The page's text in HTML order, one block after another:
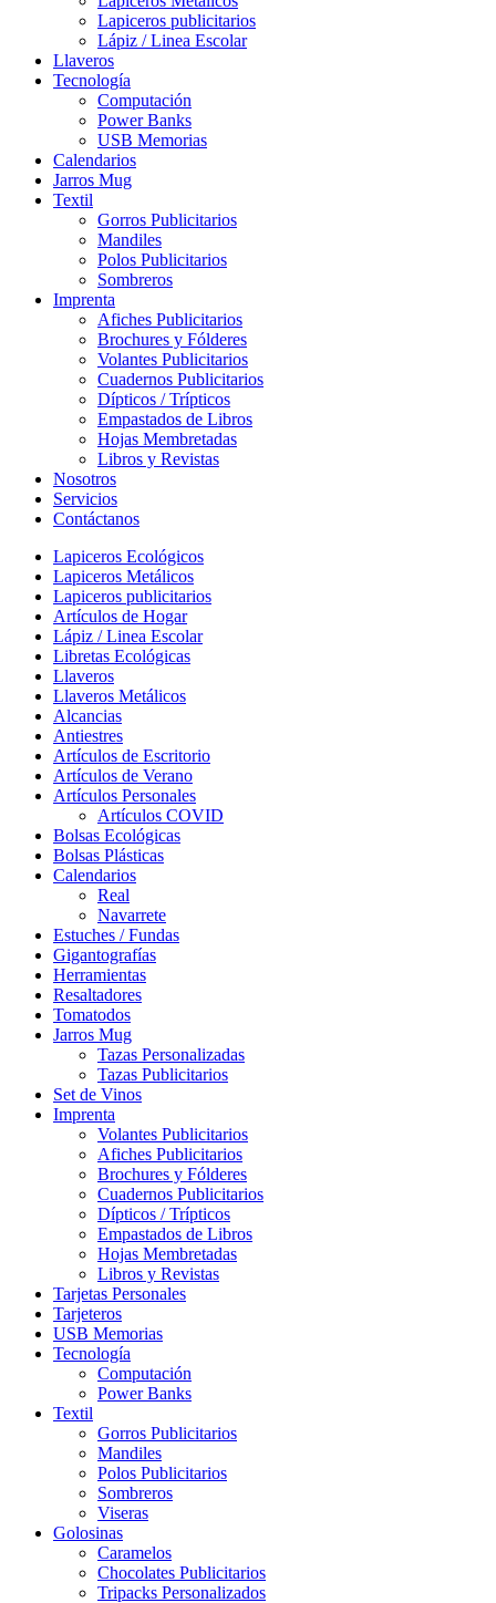
Lapiceros publicitarios
Lápiz / Linea Escolar
Llaveros
Tecnología
Computación
Power Banks
USB Memorias
Calendarios
Jarros Mug
Textil
Gorros Publicitarios
Mandiles
Polos Publicitarios
Sombreros
Imprenta
Afiches Publicitarios
Brochures y Fólderes
Volantes Publicitarios
Cuadernos Publicitarios
Dípticos / Trípticos
Empastados de Libros
Hojas Membretadas
Libros y Revistas
Nosotros
Servicios
Contáctanos
Lapiceros Ecológicos
Lapiceros Metálicos
Lapiceros publicitarios
Artículos de Hogar
Lápiz / Linea Escolar
Libretas Ecológicas
Llaveros
Llaveros Metálicos
Alcancias
Antiestres
Artículos de Escritorio
Artículos de Verano
Artículos Personales
Artículos COVID
Bolsas Ecológicas
Bolsas Plásticas
Calendarios
Real
Navarrete
Estuches / Fundas
Gigantografías
Herramientas
Resaltadores
Tomatodos
Jarros Mug
Tazas Personalizadas
Tazas Publicitarios
Set de Vinos
Imprenta
Volantes Publicitarios
Afiches Publicitarios
Brochures y Fólderes
Cuadernos Publicitarios
Dípticos / Trípticos
Empastados de Libros
Hojas Membretadas
Libros y Revistas
Tarjetas Personales
Tarjeteros
USB Memorias
Tecnología
Computación
Power Banks
Textil
Gorros Publicitarios
Mandiles
Polos Publicitarios
Sombreros
Viseras
Golosinas
Caramelos
Chocolates Publicitarios
Tripacks Personalizados